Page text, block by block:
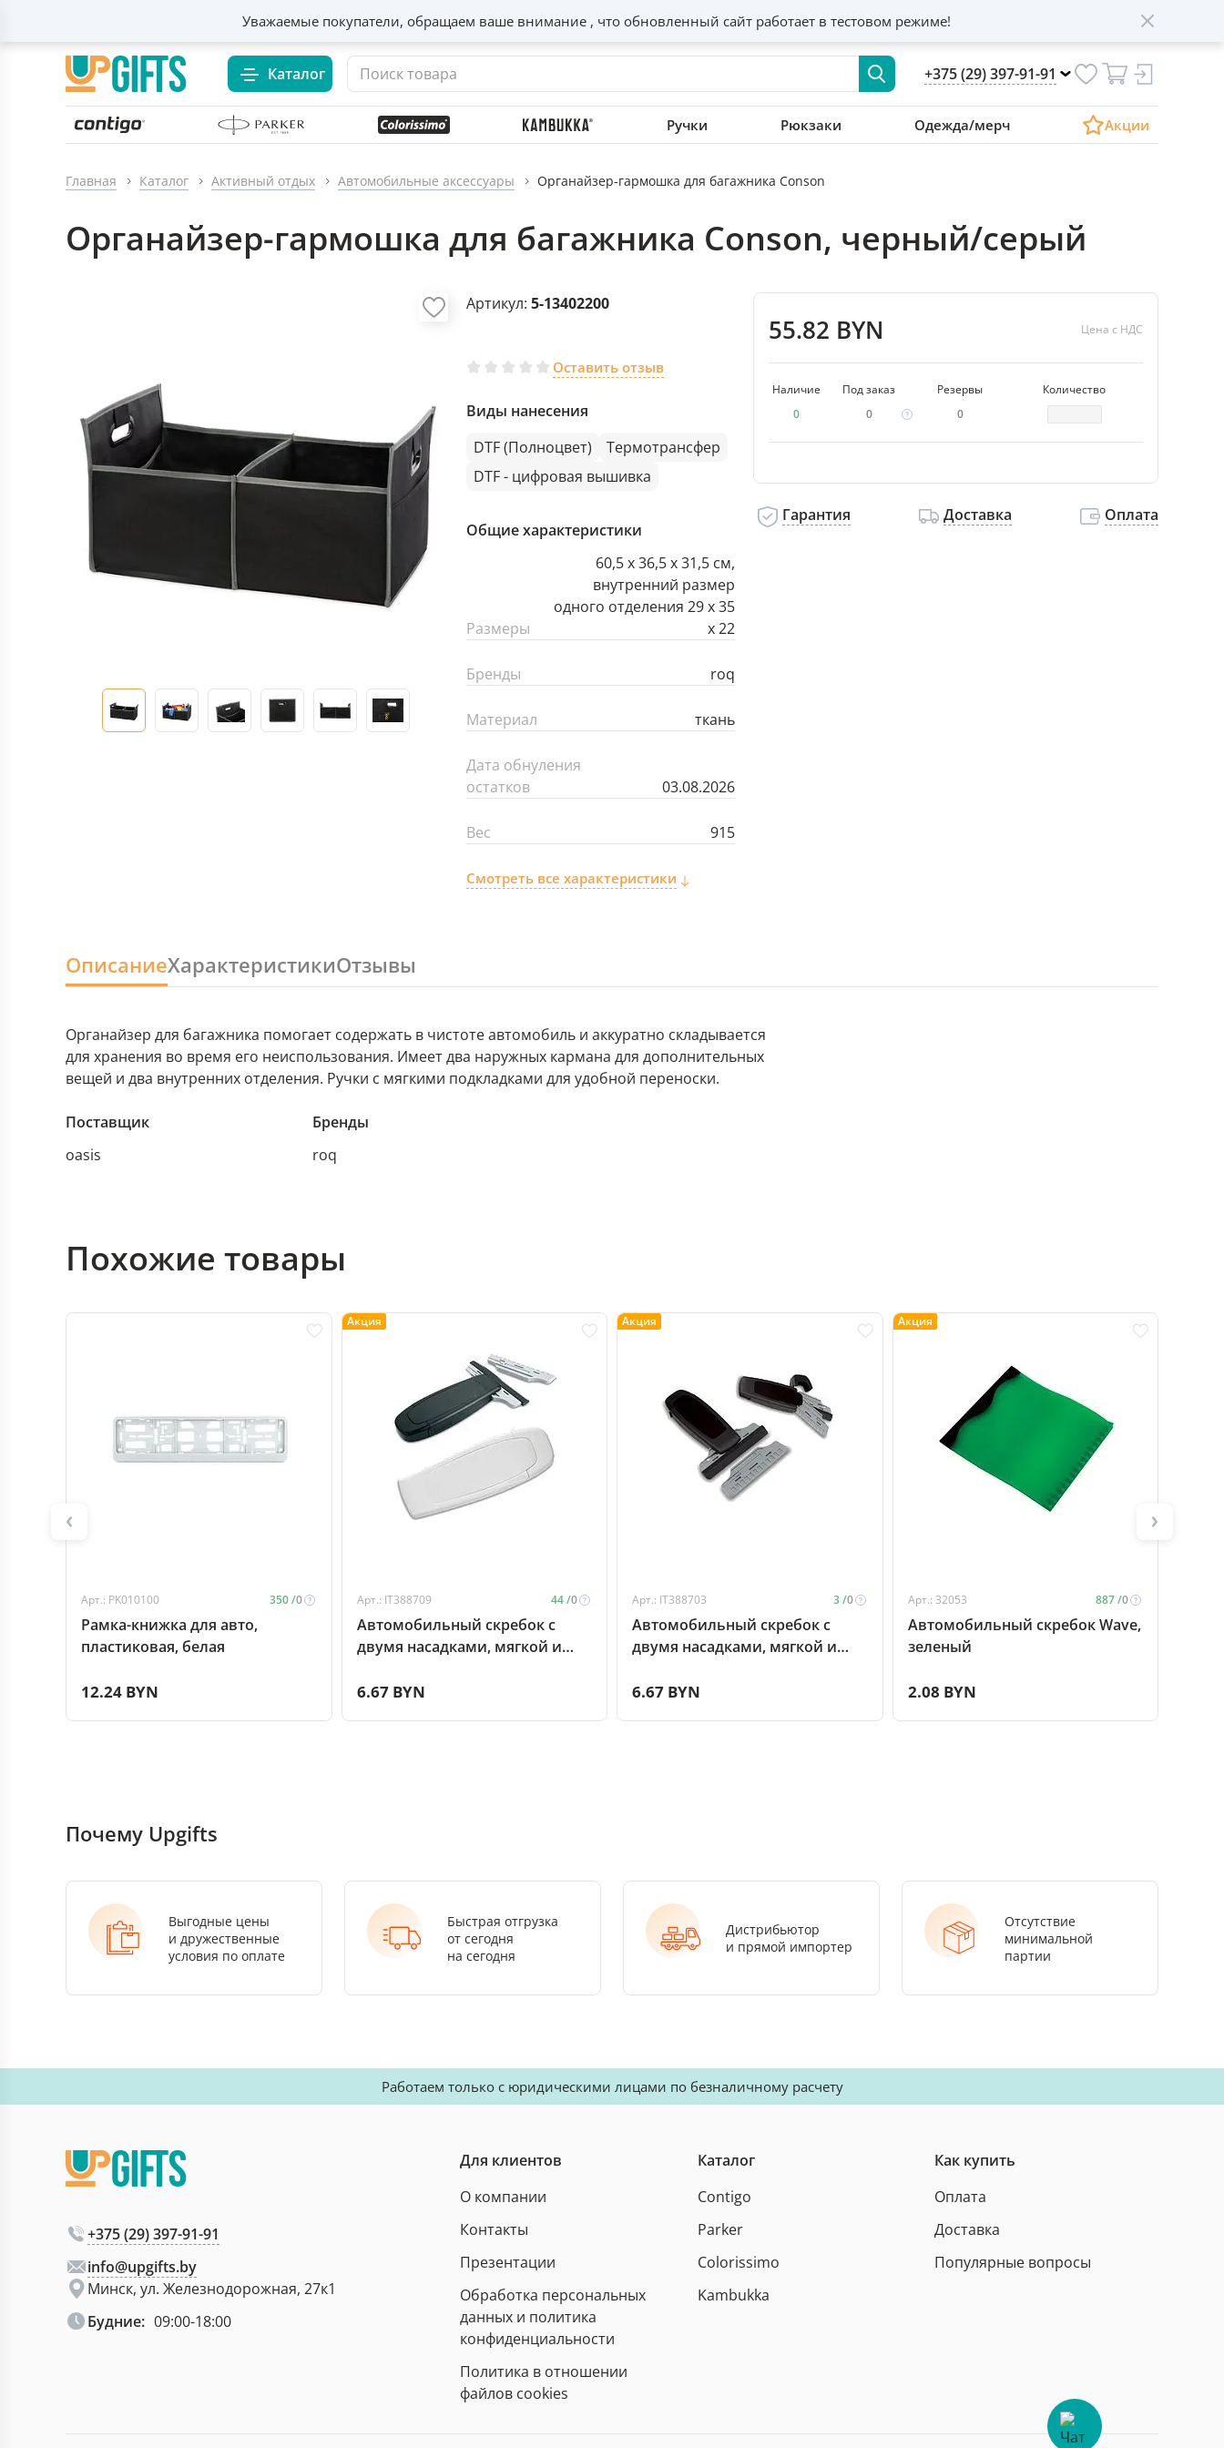
Уважаемые покупатели, обращаем ваше внимание , что обновленный сайт работает в тестовом режиме!
Каталог +375 (29) 397-91-91
Ручки Рюкзаки Одежда/мерч Акции
Главная Каталог Активный отдых Автомобильные аксессуары Органайзер-гармошка для багажника Conson
Органайзер-гармошка для багажника Conson, черный/серый
Артикул: 5-13402200
Оставить отзыв
Виды нанесения
DTF (Полноцвет)
Термотрансфер
DTF - цифровая вышивка
Общие характеристики
Размеры
60,5 х 36,5 х 31,5 см,
внутренний размер
одного отделения 29 х 35
х 22
Бренды roq
Материал ткань
Дата обнуления
остатков
03.08.2026
Вес 915
Смотреть все характеристики
55.82 BYN Цена с НДС
Наличие Под заказ Резервы
Количество
0
0 0
Гарантия Доставка Оплата
ОписаниеХарактеристикиОтзывы
Органайзер для багажника помогает содержать в чистоте автомобиль и аккуратно складывается
для хранения во время его неиспользования. Имеет два наружных кармана для дополнительных
вещей и два внутренних отделения. Ручки с мягкими подкладками для удобной переноски.
Поставщик
oasis
Бренды
roq
Похожие товары
Арт.: PK010100 350 /0
Рамка-книжка для авто,
пластиковая, белая
12.24 BYN
Акция
Арт.: IT388709 44 /0
Автомобильный скребок с
двумя насадками, мягкой и
6.67 BYN
Акция
Арт.: IT388703 3 /0
Автомобильный скребок с
двумя насадками, мягкой и
6.67 BYN
Акция
Арт.: 32053 887 /0
Автомобильный скребок Wave,
зеленый
2.08 BYN
Почему Upgifts
Выгодные цены
и дружественные
условия по оплате
Быстрая отгрузка
от сегодня
на сегодня
Дистрибьютор
и прямой импортер
Отсутствие
минимальной
партии
Работаем только с юридическими лицами по безналичному расчету
+375 (29) 397-91-91
info@upgifts.by
Минск, ул. Железнодорожная, 27к1
Будние: 09:00-18:00
Для клиентов
О компании
Контакты
Презентации
Обработка персональных
данных и политика
конфиденциальности
Политика в отношении
файлов cookies
Каталог
Contigo
Parker
Colorissimo
Kambukka
Как купить
Оплата
Доставка
Популярные вопросы